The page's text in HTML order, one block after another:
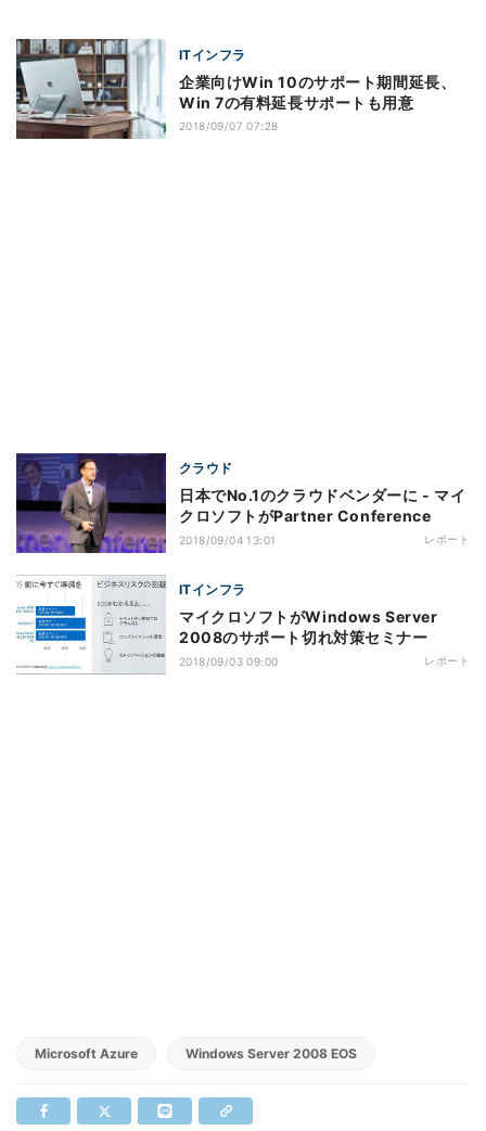
ITインフラ
企業向けWin 10のサポート期間延長、
Win 7の有料延長サポートも用意
2018/09/07 07:28
クラウド
日本でNo.1のクラウドベンダーに - マイ
クロソフトがPartner Conference
2018/09/04 13:01 レポート
ITインフラ
マイクロソフトがWindows Server
2008のサポート切れ対策セミナー
2018/09/03 09:00 レポート
Microsoft Azure Windows Server 2008 EOS